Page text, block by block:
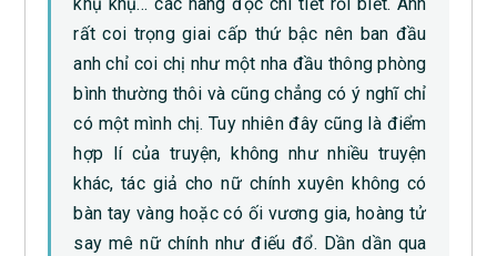
rất coi trọng giai cấp thứ bậc nên ban đầu
anh chỉ coi chị như một nha đầu thông phòng
bình thường thôi và cũng chẳng có ý nghĩ chỉ
có một mình chị. Tuy nhiên đây cũng là điểm
hợp lí của truyện, không như nhiều truyện
khác, tác giả cho nữ chính xuyên không có
bàn tay vàng hoặc có ối vương gia, hoàng tử
say mê nữ chính như điếu đổ. Dần dần qua